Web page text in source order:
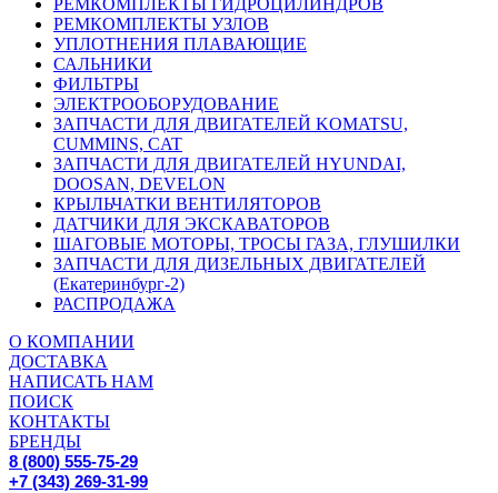
РЕМКОМПЛЕКТЫ ГИДРОЦИЛИНДРОВ
РЕМКОМПЛЕКТЫ УЗЛОВ
УПЛОТНЕНИЯ ПЛАВАЮЩИЕ
САЛЬНИКИ
ФИЛЬТРЫ
ЭЛЕКТРООБОРУДОВАНИЕ
ЗАПЧАСТИ ДЛЯ ДВИГАТЕЛЕЙ KOMATSU,
CUMMINS, CAT
ЗАПЧАСТИ ДЛЯ ДВИГАТЕЛЕЙ HYUNDAI,
DOOSAN, DEVELON
КРЫЛЬЧАТКИ ВЕНТИЛЯТОРОВ
ДАТЧИКИ ДЛЯ ЭКСКАВАТОРОВ
ШАГОВЫЕ МОТОРЫ, ТРОСЫ ГАЗА, ГЛУШИЛКИ
ЗАПЧАСТИ ДЛЯ ДИЗЕЛЬНЫХ ДВИГАТЕЛЕЙ
(Екатеринбург-2)
РАСПРОДАЖА
О КОМПАНИИ
ДОСТАВКА
НАПИСАТЬ НАМ
ПОИСК
КОНТАКТЫ
БРЕНДЫ
8 (800) 555-75-29
+7 (343) 269-31-99